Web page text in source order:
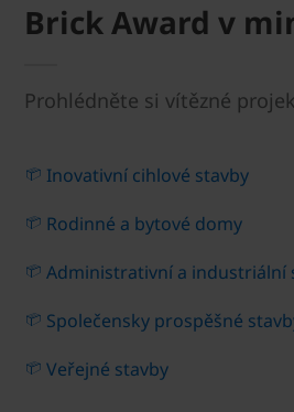
Brick Award v
Prohlédněte si vítězné
Inovativní cihlové stavby
Rodinné a bytové domy
Administrativní a industriální
Společensky prospěšné
Veřejné stavby